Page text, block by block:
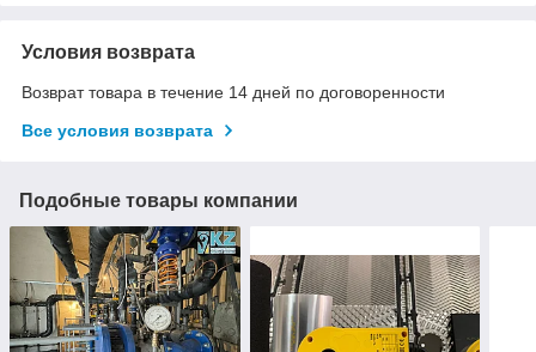
Условия возврата
Возврат товара в течение 14 дней по договоренности
Все условия возврата
Подобные товары компании